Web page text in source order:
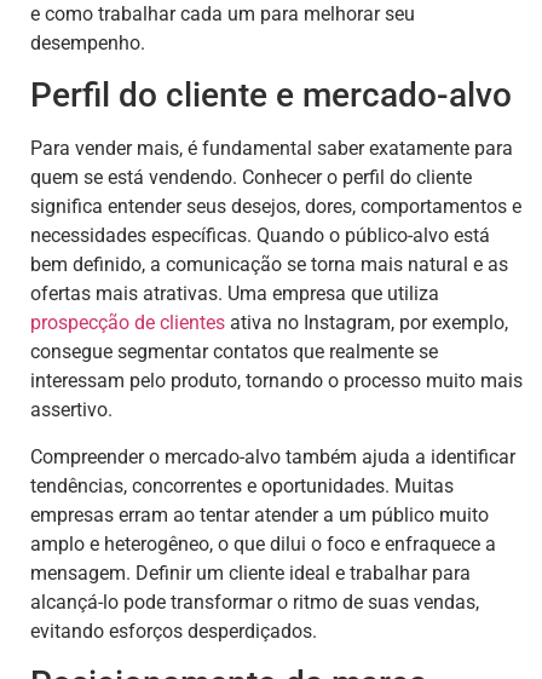
e como trabalhar cada um para melhorar seu
desempenho.
Perfil do cliente e mercado-alvo
Para vender mais, é fundamental saber exatamente para
quem se está vendendo. Conhecer o perfil do cliente
significa entender seus desejos, dores, comportamentos e
necessidades específicas. Quando o público-alvo está
bem definido, a comunicação se torna mais natural e as
ofertas mais atrativas. Uma empresa que utiliza
prospecção de clientes ativa no Instagram, por exemplo,
consegue segmentar contatos que realmente se
interessam pelo produto, tornando o processo muito mais
assertivo.
Compreender o mercado-alvo também ajuda a identificar
tendências, concorrentes e oportunidades. Muitas
empresas erram ao tentar atender a um público muito
amplo e heterogêneo, o que dilui o foco e enfraquece a
mensagem. Definir um cliente ideal e trabalhar para
alcançá-lo pode transformar o ritmo de suas vendas,
evitando esforços desperdiçados.